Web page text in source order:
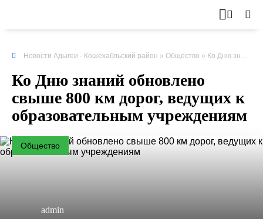
Новости Адыгеи - Кошехабльский район » Общество » Ко Дню знаний обновлено свыше 800 км дорог, ведущих к образовательным учреждениям
Ко Дню знаний обновлено
свыше 800 км дорог, ведущих к
образовательным учреждениям
Общество
admin